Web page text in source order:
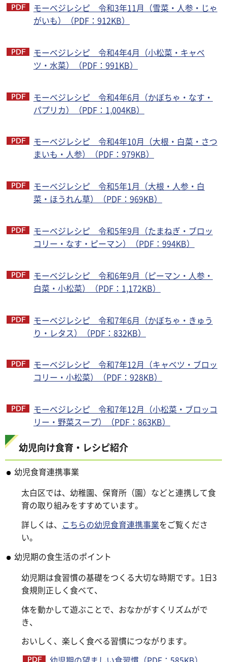
モーベジレシピ 令和3年11月（雪菜・人参・じゃ
がいも）（PDF：912KB）
モーベジレシピ 令和4年4月（小松菜・キャベ
ツ・水菜）（PDF：991KB）
モーベジレシピ 令和4年6月（かぼちゃ・なす・
パプリカ）（PDF：1,004KB）
モーベジレシピ 令和4年10月（大根・白菜・さつ
まいも・人参）（PDF：979KB）
モーベジレシピ 令和5年1月（大根・人参・白
菜・ほうれん草）（PDF：969KB）
モーベジレシピ 令和5年9月（たまねぎ・ブロッ
コリー・なす・ピーマン）（PDF：994KB）
モーベジレシピ 令和6年9月（ピーマン・人参・
白菜・小松菜）（PDF：1,172KB）
モーベジレシピ 令和7年6月（かぼちゃ・きゅう
り・レタス）（PDF：832KB）
モーベジレシピ 令和7年12月（キャベツ・ブロッ
コリー・小松菜）（PDF：928KB）
モーベジレシピ 令和7年12月（小松菜・ブロッコ
リー・野菜スープ）（PDF：863KB）
幼児向け食育・レシピ紹介
幼児食育連携事業
太白区では、幼稚園、保育所（園）などと連携して食
育の取り組みをすすめています。
詳しくは、 こちらの幼児食育連携事業をご覧くださ
い。
幼児期の食生活のポイント
幼児期は食習慣の基礎をつくる大切な時期です。1日3
食規則正しく食べて、
体を動かして遊ぶことで、おなかがすくリズムがで
き、
おいしく、楽しく食べる習慣につながります。